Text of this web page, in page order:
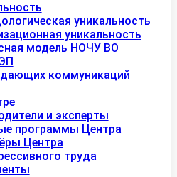
уникальность
уникальность
модель НОЧУ ВО
коммуникаций
и эксперты
программы Центра
Центра
труда